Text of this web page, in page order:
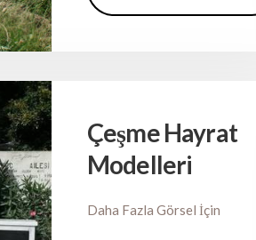
Çeşme Hayrat
Modelleri
Daha Fazla Görsel İçin